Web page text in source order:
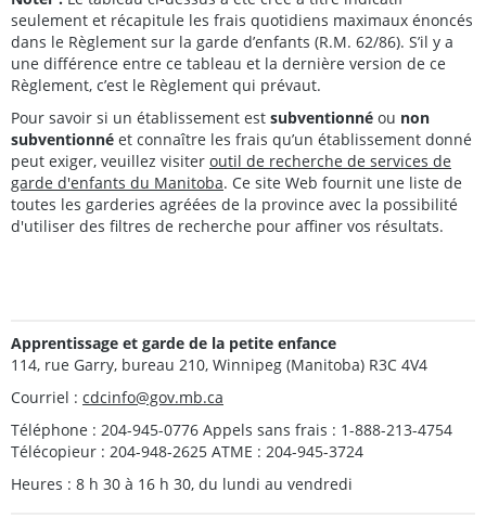
seulement et récapitule les frais quotidiens maximaux énoncés
dans le Règlement sur la garde d’enfants (R.M. 62/86). S’il y a
une différence entre ce tableau et la dernière version de ce
Règlement, c’est le Règlement qui prévaut.
Pour savoir si un établissement est subventionné ou non
subventionné et connaître les frais qu’un établissement donné
peut exiger, veuillez visiter outil de recherche de services de
garde d'enfants du Manitoba. Ce site Web fournit une liste de
toutes les garderies agréées de la province avec la possibilité
d'utiliser des filtres de recherche pour affiner vos résultats.
Apprentissage et garde de la petite enfance
114, rue Garry, bureau 210, Winnipeg (Manitoba) R3C 4V4
Courriel : cdcinfo@gov.mb.ca
Téléphone : 204-945-0776 Appels sans frais : 1-888-213-4754
Télécopieur : 204-948-2625 ATME : 204-945-3724
Heures : 8 h 30 à 16 h 30, du lundi au vendredi